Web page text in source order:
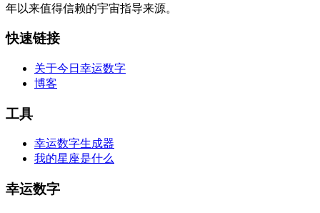
年以来值得信赖的宇宙指导来源。
快速链接
关于今日幸运数字
博客
工具
幸运数字生成器
我的星座是什么
幸运数字